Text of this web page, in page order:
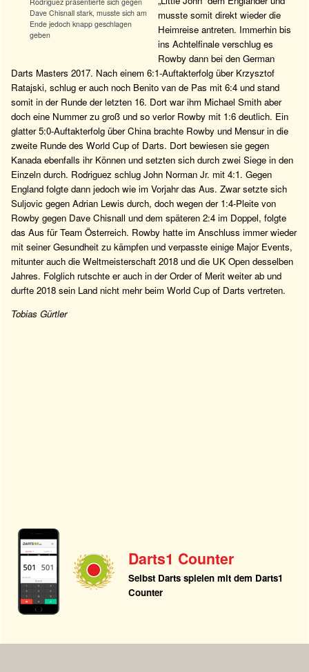
Dave Chisnall stark, musste sich am
Ende jedoch knapp geschlagen
geben
musste somit direkt wieder die
Heimreise antreten. Immerhin bis
ins Achtelfinale verschlug es
Rowby dann bei den German
Darts Masters 2017. Nach einem 6:1-Auftakterfolg über Krzysztof
Ratajski, schlug er auch noch Benito van de Pas mit 6:4 und stand
somit in der Runde der letzten 16. Dort war ihm Michael Smith aber
doch eine Nummer zu groß und so verlor Rowby mit 1:6 deutlich. Ein
glatter 5:0-Auftakterfolg über China brachte Rowby und Mensur in die
zweite Runde des World Cup of Darts. Dort bewiesen sie gegen
Kanada ebenfalls ihr Können und setzten sich durch zwei Siege in den
Einzeln durch. Rodriguez schlug John Norman Jr. mit 4:1. Gegen
England folgte dann jedoch wie im Vorjahr das Aus. Zwar setzte sich
Suljovic gegen Adrian Lewis durch, doch wegen der 1:4-Pleite von
Rowby gegen Dave Chisnall und dem späteren 2:4 im Doppel, folgte
das Aus für Team Österreich. Rowby hatte im Anschluss immer wieder
mit seiner Gesundheit zu kämpfen und verpasste einige Major Events,
mitunter auch die Weltmeisterschaft 2018 und die UK Open desselben
Jahres. Folglich rutschte er auch in der Order of Merit weiter ab und
durfte 2018 sein Land nicht mehr beim World Cup of Darts vertreten.
Tobias Gürtler
Darts1 Counter
Selbst Darts spielen mit dem Darts1
Counter